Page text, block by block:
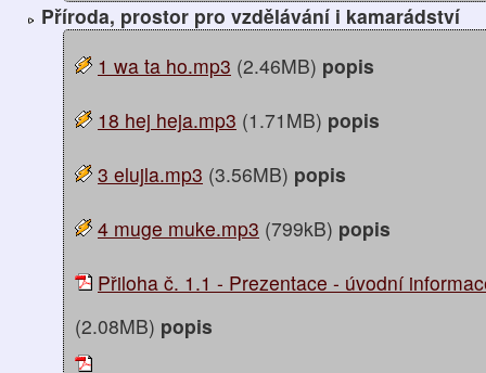
Příroda, prostor pro vzdělávání i kamarádství
1 wa ta ho.mp3 (2.46MB) popis
18 hej heja.mp3 (1.71MB) popis
3 elujla.mp3 (3.56MB) popis
4 muge muke.mp3 (799kB) popis
Přiloha č. 1.1 - Prezentace - úvodní
(2.08MB) popis